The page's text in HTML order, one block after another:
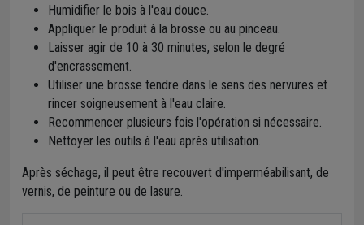
Humidifier le bois à l'eau douce.
Appliquer le produit à la brosse ou au pinceau.
Laisser agir de 10 à 30 minutes, selon le degré
d'encrassement.
Utiliser une brosse tendre dans le sens des nervures et
rincer soigneusement à l'eau claire.
Recommencer plusieurs fois l'opération si nécessaire.
Nettoyer les outils à l'eau après utilisation.
Après séchage, il peut être recouvert d'imperméabilisant, de
vernis, de peinture ou de lasure.